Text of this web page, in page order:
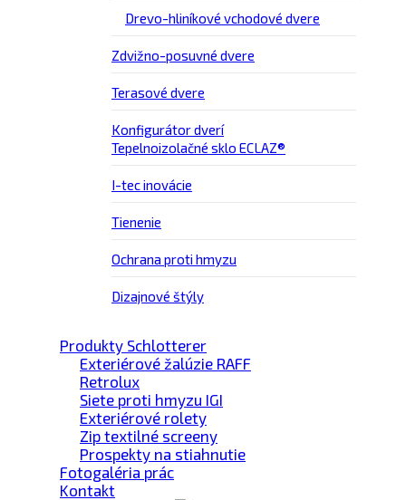
Drevo-hliníkové vchodové dvere
Zdvižno-posuvné dvere
Terasové dvere
Konfigurátor dverí
Tepelnoizolačné sklo ECLAZ®
I-tec inovácie
Tienenie
Ochrana proti hmyzu
Dizajnové štýly
Produkty Schlotterer
Exteriérové žalúzie RAFF
Retrolux
Siete proti hmyzu IGI
Exteriérové rolety
Zip textilné screeny
Prospekty na stiahnutie
Fotogaléria prác
Kontakt